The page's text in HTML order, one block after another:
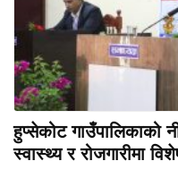
हुप्सेकोट गाउँपालिकाको
स्वास्थ्य र रोजगारीमा